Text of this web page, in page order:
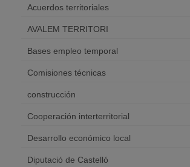
Acuerdos territoriales
AVALEM TERRITORI
Bases empleo temporal
Comisiones técnicas
construcción
Cooperación interterritorial
Desarrollo económico local
Diputació de Castelló